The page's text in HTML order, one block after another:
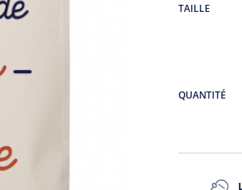
TAILLE
QUANTITÉ